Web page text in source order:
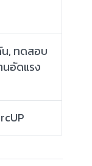
, ทดสอบ
นอัดแรง